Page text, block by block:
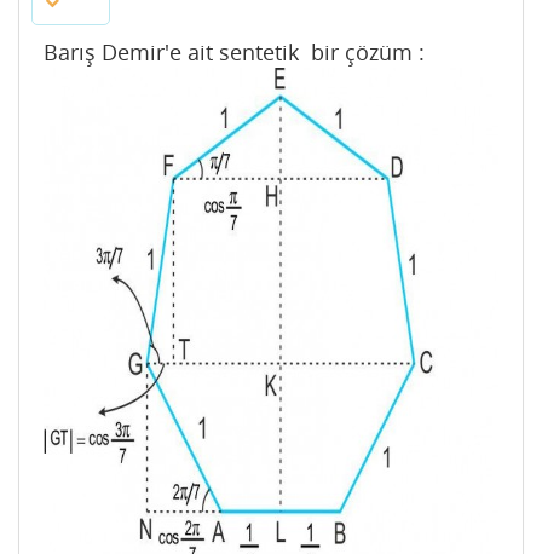
Barış Demir'e ait sentetik bir çözüm :